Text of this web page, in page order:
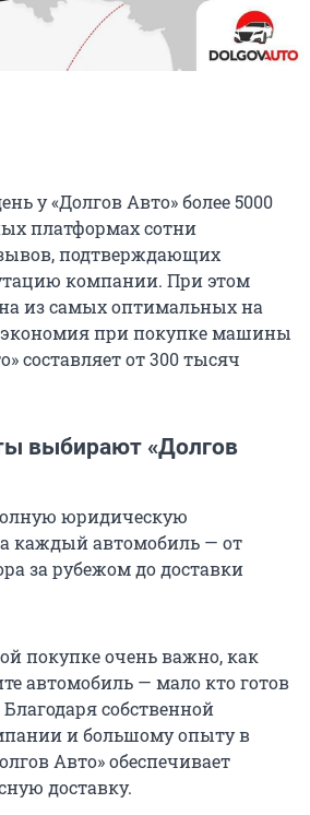
у «Долгов Авто» более 5000
платформах сотни
подтверждающих
компании. При этом
из самых оптимальных на
при покупке машины
составляет от 300 тысяч
выбирают «Долгов
юридическую
каждый автомобиль — от
за рубежом до доставки
покупке очень важно, как
автомобиль — мало кто готов
собственной
и большому опыту в
Авто» обеспечивает
доставку.